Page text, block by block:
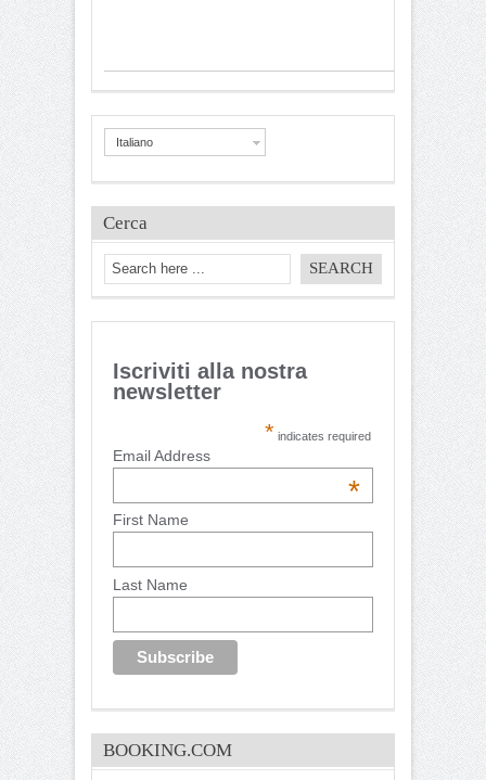
Italiano
Cerca
Iscriviti alla nostra
newsletter
* indicates required
Email Address
*
First Name
Last Name
BOOKING.COM